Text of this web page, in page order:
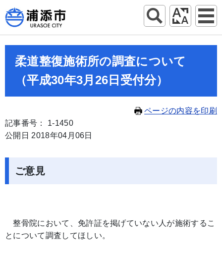
柔道整復施術所の調査について
（平成30年3月26日受付分）
ページの内容を印刷
記事番号： 1-1450
公開日 2018年04月06日
ご意見
整骨院において、免許証を掲げていない人が施術するこ
とについて調査してほしい。